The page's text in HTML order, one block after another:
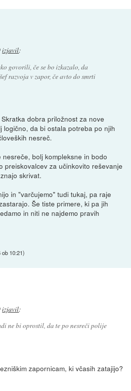
izjavil:
govorili, če se bo izkazalo, da
razvoja v zapor, če avto do smrti
dobra priložnost za nove
logično, da bi ostala potreba po njih
nesreč.
bolj kompleksne in bodo
preiskovalcev za učinkovito reševanje
skrivat.
in "varčujemo" tudi tukaj, pa raje
Še tiste primere, ki pa jih
in niti ne najdemo pravih
ob 10:21)
izjavil:
ne bi oprostil, da te po nesreči polije
zapornicam, ki včasih zatajijo?